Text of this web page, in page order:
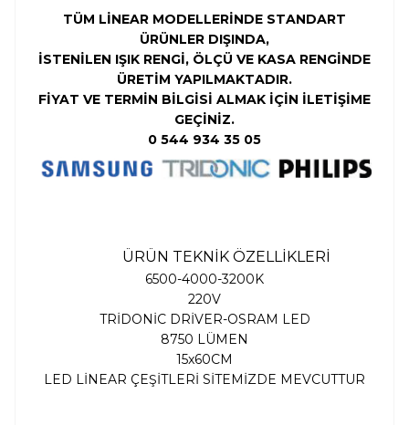
TÜM LİNEAR MODELLERİNDE STANDART
ÜRÜNLER DIŞINDA,
İSTENİLEN IŞIK RENGİ, ÖLÇÜ VE KASA RENGİNDE
ÜRETİM YAPILMAKTADIR.
FİYAT VE TERMİN BİLGİSİ ALMAK İÇİN İLETİŞİME
GEÇİNİZ.
0 544 934 35 05
ÜRÜN TEKNİK ÖZELLİKLERİ
6500-4000-3200K
220V
TRİDONİC DRİVER-OSRAM LED
8750 LÜMEN
15x60CM
LED LİNEAR ÇEŞİTLERİ SİTEMİZDE MEVCUTTUR